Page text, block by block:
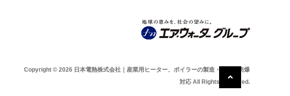
Copyright © 2026 日本電熱株式会社｜産業用ヒーター、ボイラーの製造・開発・防爆
対応 All Rights Reserved.